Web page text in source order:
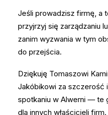
Jeśli prowadzisz firmę, a
przyjrzyj się zarządzaniu
zanim wyzwania w tym
do przejścia.
Dziękuję Tomaszowi
Jakóbikowi za szczerość
spotkaniu w Alwerni — te
dla innych właścicieli firm.